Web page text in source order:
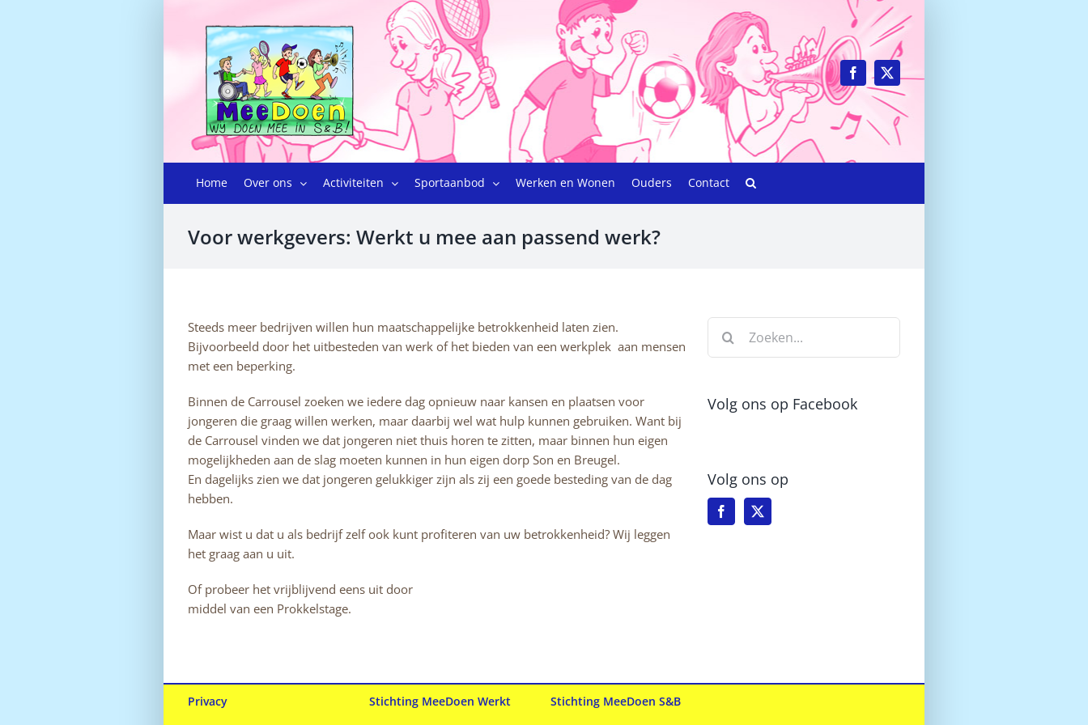
Home Over ons Activiteiten Sportaanbod Werken en Wonen Ouders Contact
Voor werkgevers: Werkt u mee aan passend werk?
Steeds meer bedrijven willen hun maatschappelijke betrokkenheid laten zien.
Bijvoorbeeld door het uitbesteden van werk of het bieden van een werkplek aan mensen
met een beperking.
Binnen de Carrousel zoeken we iedere dag opnieuw naar kansen en plaatsen voor
jongeren die graag willen werken, maar daarbij wel wat hulp kunnen gebruiken. Want bij
de Carrousel vinden we dat jongeren niet thuis horen te zitten, maar binnen hun eigen
mogelijkheden aan de slag moeten kunnen in hun eigen dorp Son en Breugel.
En dagelijks zien we dat jongeren gelukkiger zijn als zij een goede besteding van de dag
hebben.
Maar wist u dat u als bedrijf zelf ook kunt profiteren van uw betrokkenheid? Wij leggen
het graag aan u uit.
Of probeer het vrijblijvend eens uit door
middel van een Prokkelstage.
naar:
Volg ons op Facebook
Volg ons op
Privacy Stichting MeeDoen Werkt Stichting MeeDoen S&B